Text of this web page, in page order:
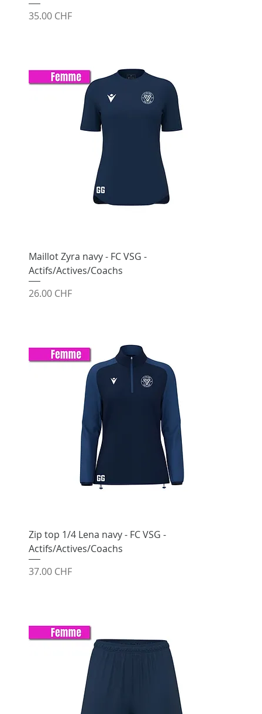
Prix
35.00 CHF
Maillot Zyra navy - FC VSG -
Actifs/Actives/Coachs
Prix
26.00 CHF
Zip top 1/4 Lena navy - FC VSG -
Actifs/Actives/Coachs
Prix
37.00 CHF